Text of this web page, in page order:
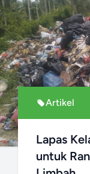
Artikel
Lapas
untuk